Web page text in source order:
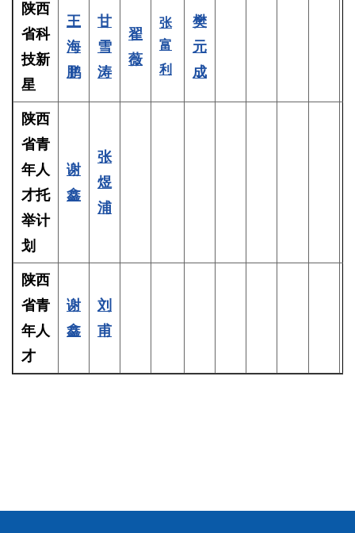
陕西
省科
技新
星
王
海
鹏
甘
雪
涛
翟
薇
张
富
利
樊
元
成
陕西
省青
年人
才托
举计
划
谢
鑫
张
煜
浦
陕西
省青
年人
才
谢
鑫
刘
甫